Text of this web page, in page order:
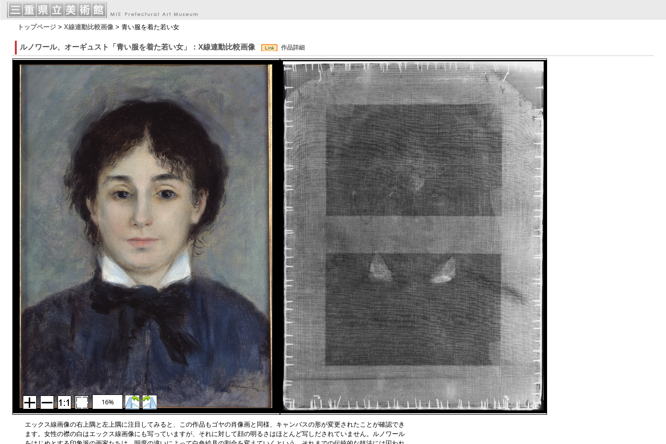
トップページ > X線連動比較画像 > 青い服を着た若い女
ルノワール、オーギュスト「青い服を着た若い女」：X線連動比較画像 作品詳細
16%
エックス線画像の右上隅と左上隅に注目してみると、この作品もゴヤの肖像画と同様、キャンバスの形が変更されたことが確認でき
ます。女性の襟の白はエックス線画像にも写っていますが、それに対して顔の明るさはほとんど写しだされていません。ルノワール